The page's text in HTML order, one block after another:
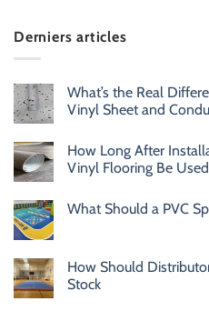
Derniers articles
What’s the Real
Vinyl Sheet and
How Long After
Vinyl Flooring Be Used
What Should a PVC
How Should
Stock